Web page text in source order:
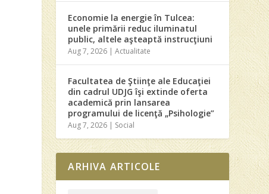
Economie la energie în Tulcea:
unele primării reduc iluminatul
public, altele aşteaptă instrucţiuni
Aug 7, 2026 |Actualitate
Facultatea de Ştiinţe ale Educaţiei
din cadrul UDJG îşi extinde oferta
academică prin lansarea
programului de licenţă „Psihologie”
Aug 7, 2026 | Social
ARHIVA ARTICOLE